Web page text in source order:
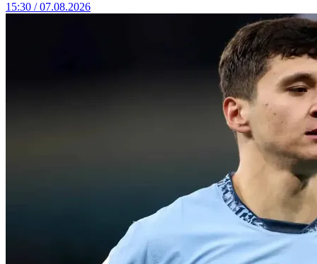
15:30 / 07.08.2026